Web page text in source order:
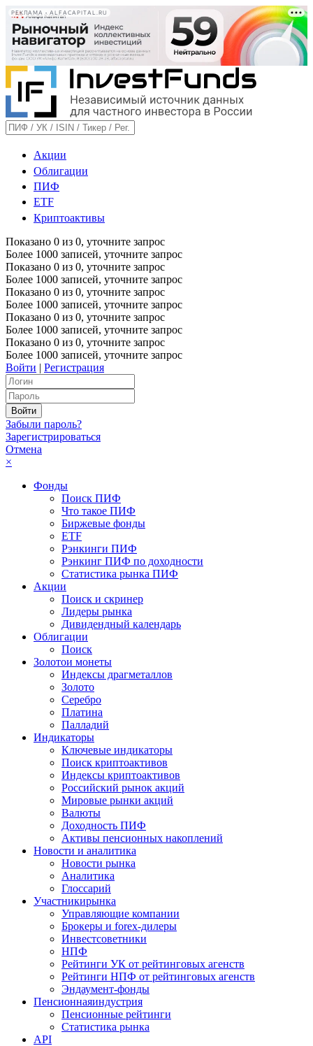
РЕКЛАМА • ALFACAPITAL.RU
Акции
Облигации
ПИФ
ETF
Криптоактивы
Показано 0 из 0, уточните запрос
Более 1000 записей, уточните запрос
Показано 0 из 0, уточните запрос
Более 1000 записей, уточните запрос
Показано 0 из 0, уточните запрос
Более 1000 записей, уточните запрос
Показано 0 из 0, уточните запрос
Более 1000 записей, уточните запрос
Показано 0 из 0, уточните запрос
Более 1000 записей, уточните запрос
Войти | Регистрация
Забыли пароль?
Зарегистрироваться
Отмена
×
Фонды
Поиск ПИФ
Что такое ПИФ
Биржевые фонды
ETF
Рэнкинги ПИФ
Рэнкинг ПИФ по доходности
Статистика рынка ПИФ
Акции
Поиск и скринер
Лидеры рынка
Дивидендный календарь
Облигации
Поиск
Золотои монеты
Индексы драгметаллов
Золото
Серебро
Платина
Палладий
Индикаторы
Ключевые индикаторы
Поиск криптоактивов
Индексы криптоактивов
Российский рынок акций
Мировые рынки акций
Валюты
Доходность ПИФ
Активы пенсионных накоплений
Новости и аналитика
Новости рынка
Аналитика
Глоссарий
Участникирынка
Управляющие компании
Брокеры и forex-дилеры
Инвестсоветники
НПФ
Рейтинги УК от рейтинговых агенств
Рейтинги НПФ от рейтинговых агенств
Эндаумент-фонды
Пенсионнаяиндустрия
Пенсионные рейтинги
Статистика рынка
API